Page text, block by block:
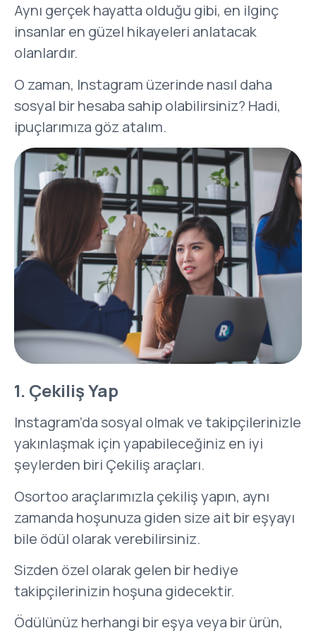
Aynı gerçek hayatta olduğu gibi, en ilginç
insanlar en güzel hikayeleri anlatacak
olanlardır.
O zaman, Instagram üzerinde nasıl daha
sosyal bir hesaba sahip olabilirsiniz? Hadi,
ipuçlarımıza göz atalım.
1. Çekiliş Yap
Instagram’da sosyal olmak ve takipçilerinizle
yakınlaşmak için yapabileceğiniz en iyi
şeylerden biri Çekiliş araçları.
Osortoo araçlarımızla çekiliş yapın, aynı
zamanda hoşunuza giden size ait bir eşyayı
bile ödül olarak verebilirsiniz.
Sizden özel olarak gelen bir hediye
takipçilerinizin hoşuna gidecektir.
Ödülünüz herhangi bir eşya veya bir ürün,